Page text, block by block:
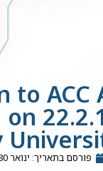
to ACC
פורסם בתאריך: ינואר 30, 2016